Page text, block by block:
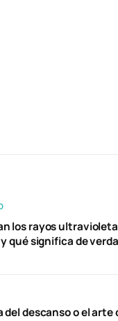
los rayos
y qué significa de
del descanso o el arte